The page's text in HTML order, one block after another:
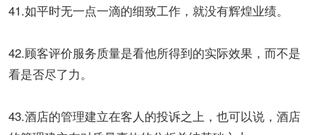
41.如平时无一点一滴的细致工作，就没有辉煌业绩。
42.顾客评价服务质量是看他所得到的实际效果，而不是
看是否尽了力。
43.酒店的管理建立在客人的投诉之上，也可以说，酒店